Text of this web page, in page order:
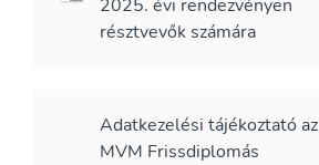
2025. évi rendezvényen
résztvevők számára
Adatkezelési tájékoztató az
MVM Frissdiplomás